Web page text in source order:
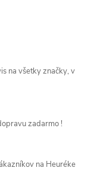
na všetky značky, v
zadarmo !
na Heuréke